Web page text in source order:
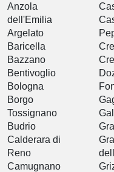
Anzola
dell'Emilia
Argelato
Baricella
Bazzano
Bentivoglio
Bologna
Borgo
Tossignano
Budrio
Calderara di
Reno
Camugnano